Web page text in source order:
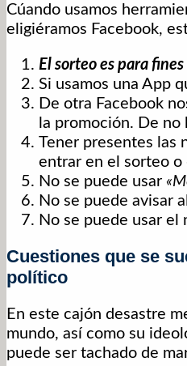
Cúando usamos
eligiéramos Facebook,
El sorteo es para
Si usamos una App
De otra Facebook
la promoción. De
Tener presentes las
entrar en el sorteo o
No se puede usar
No se puede avisar
No se puede usar el
Cuestiones que se
político
En este cajón desastre
mundo, así como su
puede ser tachado de